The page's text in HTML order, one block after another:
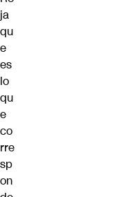
ja
qu
e
es
lo
qu
e
co
rre
sp
on